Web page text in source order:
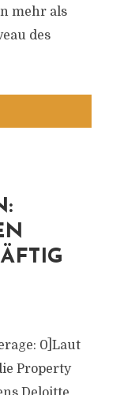
mehr als
des
0]Laut
Property